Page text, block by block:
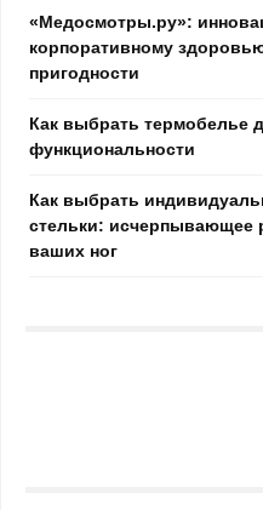
«Медосмотры.ру»:
корпоративному
пригодности
Как выбрать термобелье
функциональности
Как выбрать
стельки: исчерпывающее
ваших ног